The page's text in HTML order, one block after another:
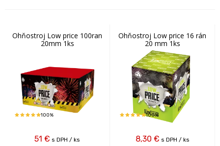
Ohňostroj Low price 100ran
20mm 1ks
100%
51 € s DPH / ks
Ohňostroj Low price 16 rán
20 mm 1ks
100%
8,30 € s DPH / ks